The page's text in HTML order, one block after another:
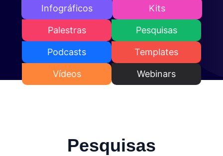
Infográficos Kits
Palestras Pesquisas
Podcasts Templates
Vídeos Webinars
Pesquisas